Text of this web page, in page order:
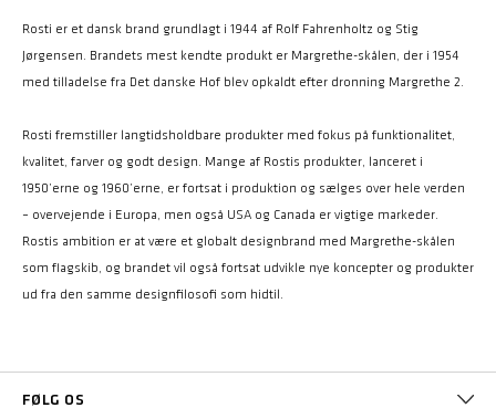
Rosti er et dansk brand grundlagt i 1944 af Rolf Fahrenholtz og Stig
Jørgensen. Brandets mest kendte produkt er Margrethe-skålen, der i 1954
med tilladelse fra Det danske Hof blev opkaldt efter dronning Margrethe 2.
Rosti fremstiller langtidsholdbare produkter med fokus på funktionalitet,
kvalitet, farver og godt design. Mange af Rostis produkter, lanceret i
1950’erne og 1960’erne, er fortsat i produktion og sælges over hele verden
– overvejende i Europa, men også USA og Canada er vigtige markeder.
Rostis ambition er at være et globalt designbrand med Margrethe-skålen
som flagskib, og brandet vil også fortsat udvikle nye koncepter og produkter
ud fra den samme designfilosofi som hidtil.
FØLG OS